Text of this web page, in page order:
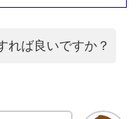
れば良いですか？